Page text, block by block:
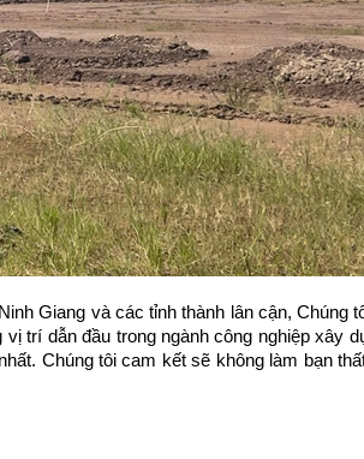
Giang và các tỉnh thành lân cận, Chúng
trí dẫn đầu trong ngành công nghiệp xây
Chúng tôi cam kết sẽ không làm bạn